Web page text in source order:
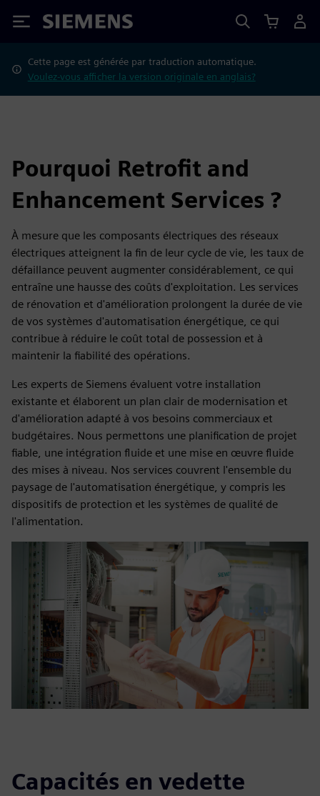
Siemens
Cette page est générée par traduction automatique.
Voulez-vous afficher la version originale en anglais?
Pourquoi Retrofit and
Enhancement Services ?
À mesure que les composants électriques des réseaux
électriques atteignent la fin de leur cycle de vie, les taux de
défaillance peuvent augmenter considérablement, ce qui
entraîne une hausse des coûts d'exploitation. Les services
de rénovation et d'amélioration prolongent la durée de vie
de vos systèmes d'automatisation énergétique, ce qui
contribue à réduire le coût total de possession et à
maintenir la fiabilité des opérations.
Les experts de Siemens évaluent votre installation
existante et élaborent un plan clair de modernisation et
d'amélioration adapté à vos besoins commerciaux et
budgétaires. Nous permettons une planification de projet
fiable, une intégration fluide et une mise en œuvre fluide
des mises à niveau. Nos services couvrent l'ensemble du
paysage de l'automatisation énergétique, y compris les
dispositifs de protection et les systèmes de qualité de
l'alimentation.
Capacités en vedette